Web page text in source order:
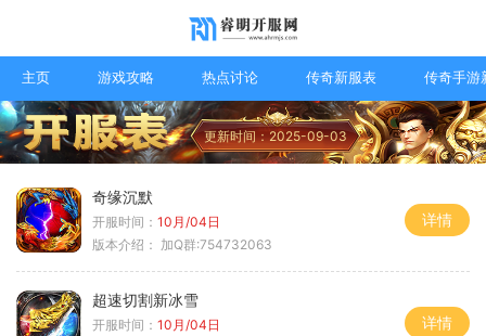
主页 游戏攻略 热点讨论 传奇新服表 传奇手游
更新时间：2025-09-03
奇缘沉默
开服时间： 10月/04日
版本介绍： 加Q群:754732063
详情
超速切割新冰雪
开服时间： 10月/04日
详情